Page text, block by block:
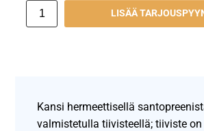
LISÄÄ
Kansi hermeettisellä
valmistetulla tiivisteellä; tiiviste